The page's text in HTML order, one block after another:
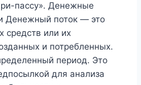
пассу». Денежные
Денежный поток — это
средств или их
и потребленных.
период. Это
для анализа